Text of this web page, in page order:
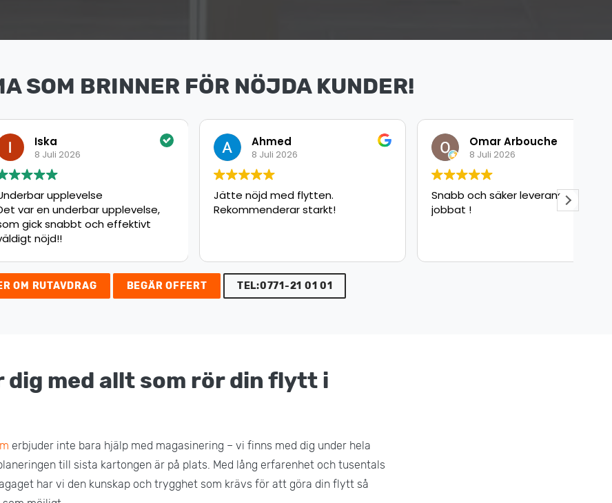
SOM BRINNER FÖR NÖJDA KUNDER!
2026
upplevelse,
och effektivt
Ahmed
8 Juli 2026
Jätte nöjd med flytten.
Rekommenderar starkt!
Omar Arbouche
8 Juli 2026
Snabb och säker leverans bra
OM RUTAVDRAG BEGÄR OFFERT TEL:0771-21 01 01
dig med allt som rör din flytt i
erbjuder inte bara hjälp med magasinering – vi finns med dig under hela
till sista kartongen är på plats. Med lång erfarenhet och tusentals
har vi den kunskap och trygghet som krävs för att göra din flytt så